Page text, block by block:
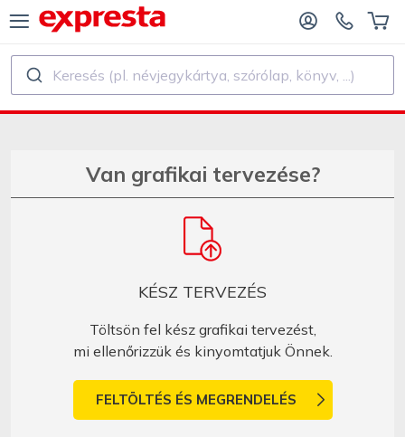
Bélyegző készítés
TERMÉK
ÉS SZERZŐK SZÁMÁRA
Keresés (pl. névjegykártya, szórólap, könyv, ...)
Van grafikai tervezése?
KÉSZ TERVEZÉS
Töltsön fel kész grafikai tervezést,
mi ellenőrizzük és kinyomtatjuk Önnek.
FELTÖLTÉS ÉS MEGRENDELÉS